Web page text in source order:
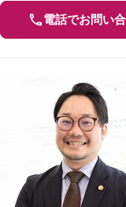
電話でお問い